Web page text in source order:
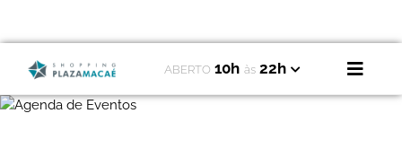
ABERTO 10h às 22h